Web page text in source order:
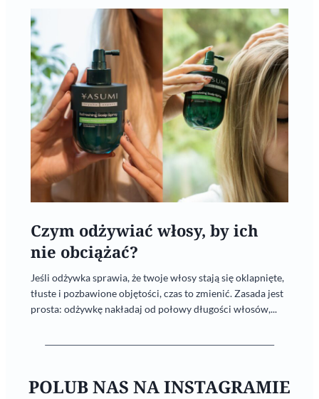
Czym odżywiać włosy, by ich
nie obciążać?
Jeśli odżywka sprawia, że twoje włosy stają się oklapnięte,
tłuste i pozbawione objętości, czas to zmienić. Zasada jest
prosta: odżywkę nakładaj od połowy długości włosów,...
POLUB NAS NA INSTAGRAMIE